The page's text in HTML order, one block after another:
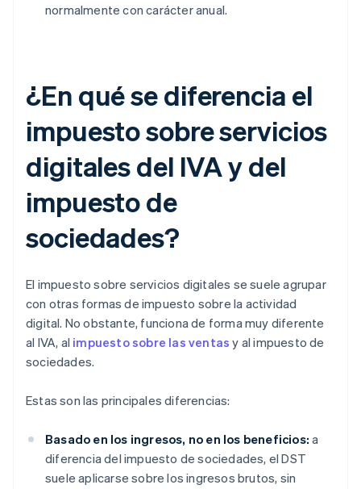
normalmente con carácter anual.
¿En qué se diferencia el
impuesto sobre servicios
digitales del IVA y del
impuesto de
sociedades?
El impuesto sobre servicios digitales se suele agrupar
con otras formas de impuesto sobre la actividad
digital. No obstante, funciona de forma muy diferente
al IVA, al impuesto sobre las ventas y al impuesto de
sociedades.
Estas son las principales diferencias:
Basado en los ingresos, no en los beneficios: a
diferencia del impuesto de sociedades, el DST
suele aplicarse sobre los ingresos brutos, sin